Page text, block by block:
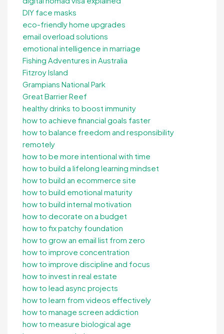
DIY face masks
eco-friendly home upgrades
email overload solutions
emotional intelligence in marriage
Fishing Adventures in Australia
Fitzroy Island
Grampians National Park
Great Barrier Reef
healthy drinks to boost immunity
how to achieve financial goals faster
how to balance freedom and responsibility
remotely
how to be more intentional with time
how to build a lifelong learning mindset
how to build an ecommerce site
how to build emotional maturity
how to build internal motivation
how to decorate on a budget
how to fix patchy foundation
how to grow an email list from zero
how to improve concentration
how to improve discipline and focus
how to invest in real estate
how to lead async projects
how to learn from videos effectively
how to manage screen addiction
how to measure biological age